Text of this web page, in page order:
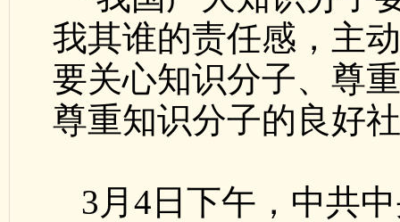
我其谁的责任感，主
要关心知识分子、尊
尊重知识分子的良好
3月4日下午，中共